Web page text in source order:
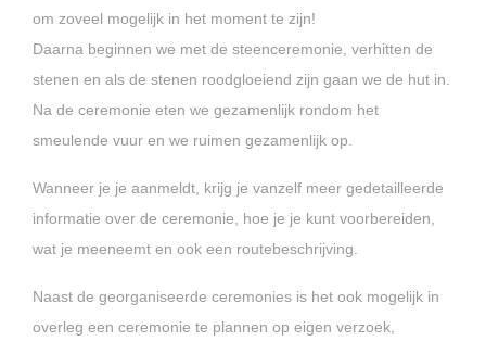
om zoveel mogelijk in het moment te zijn!
Daarna beginnen we met de steenceremonie, verhitten de
stenen en als de stenen roodgloeiend zijn gaan we de hut in.
Na de ceremonie eten we gezamenlijk rondom het
smeulende vuur en we ruimen gezamenlijk op.
Wanneer je je aanmeldt, krijg je vanzelf meer gedetailleerde
informatie over de ceremonie, hoe je je kunt voorbereiden,
wat je meeneemt en ook een routebeschrijving.
Naast de georganiseerde ceremonies is het ook mogelijk in
overleg een ceremonie te plannen op eigen verzoek,